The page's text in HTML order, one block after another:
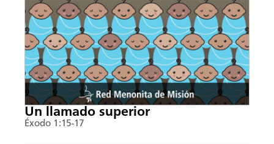
Un llamado superior
Éxodo 1:15-17